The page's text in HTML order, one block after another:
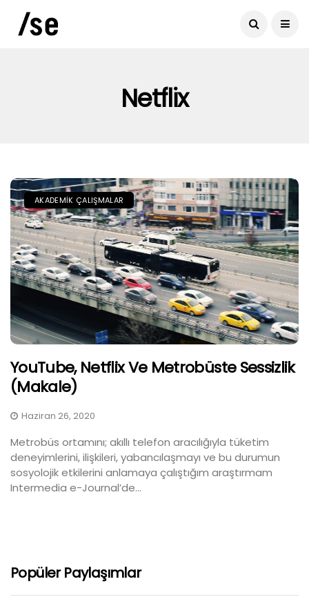
Netflix
AKADEMIK ÇALIŞMALAR
YouTube, Netflix Ve Metrobüste Sessizlik
(Makale)
Haziran 26, 2020
Metrobüs ortamını; akıllı telefon aracılığıyla tüketim
deneyimlerini, ilişkileri, yabancılaşmayı ve bu durumun
sosyolojik etkilerini anlamaya çalıştığım araştırmam
Intermedia e-Journal’de...
Popüler Paylaşımlar